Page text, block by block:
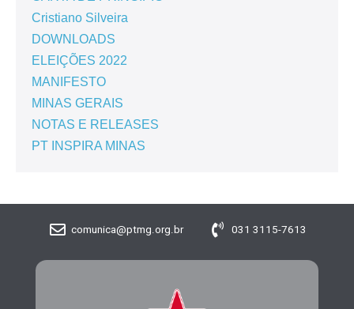
Cristiano Silveira
DOWNLOADS
ELEIÇÕES 2022
MANIFESTO
MINAS GERAIS
NOTAS E RELEASES
PT INSPIRA MINAS
comunica@ptmg.org.br 031 3115-7613